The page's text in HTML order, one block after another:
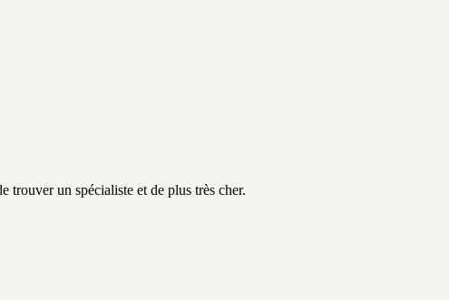
trouver un spécialiste et de plus très cher.